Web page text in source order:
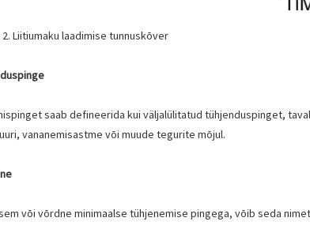
laadimise tunnuskõver
saab defineerida kui väljalülitatud tühjenduspinget,
vananemisastme või muude tegurite mõjul.
või võrdne minimaalse tühjenemise pingega, võib seda